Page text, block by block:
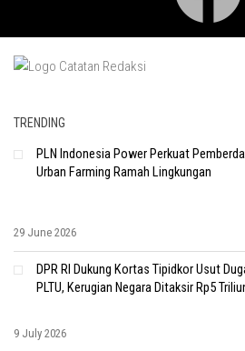
TRENDING
PLN Indonesia Power Perkuat
Urban Farming Ramah Lingkungan
29 June 2026
DPR RI Dukung Kortas Tipidkor Usut
PLTU, Kerugian Negara Ditaksir Rp5
9 July 2026